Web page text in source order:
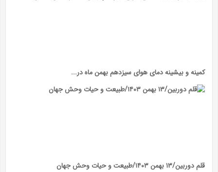
کمینه و بیشینه دمای هوای سیزدهم بهمن ماه در...
قلم دوربین/۱۳ بهمن ۱۴۰۳/طبیعت و حیات وحش جهان